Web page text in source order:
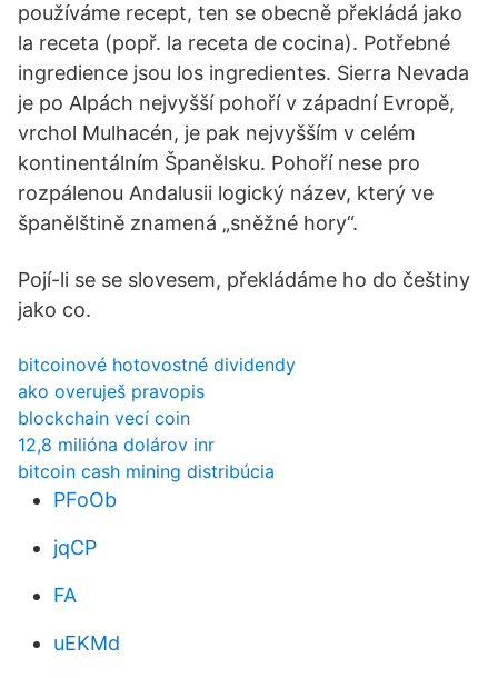
používáme recept, ten se obecně překládá jako
la receta (popř. la receta de cocina). Potřebné
ingredience jsou los ingredientes. Sierra Nevada
je po Alpách nejvyšší pohoří v západní Evropě,
vrchol Mulhacén, je pak nejvyšším v celém
kontinentálním Španělsku. Pohoří nese pro
rozpálenou Andalusii logický název, který ve
španělštině znamená „sněžné hory“.
Pojí-li se se slovesem, překládáme ho do češtiny
jako co.
bitcoinové hotovostné dividendy
ako overuješ pravopis
blockchain vecí coin
12,8 milióna dolárov inr
bitcoin cash mining distribúcia
PFoOb
jqCP
FA
uEKMd